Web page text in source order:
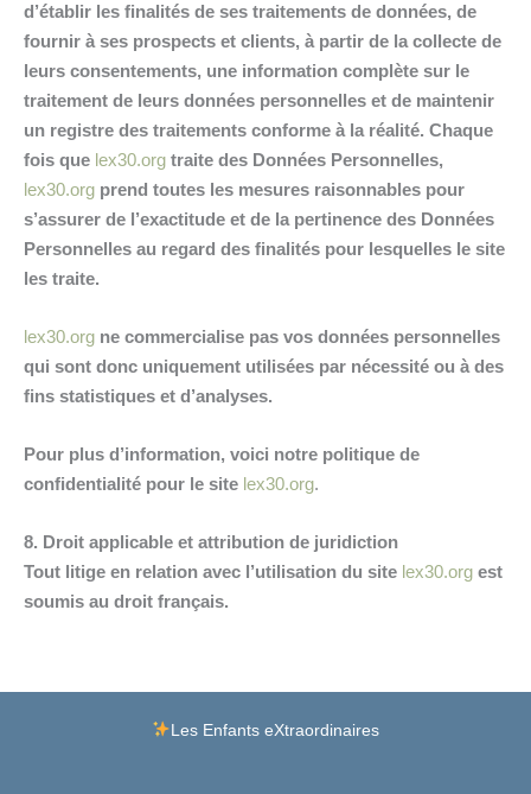
d’établir les finalités de ses traitements de données, de
fournir à ses prospects et clients, à partir de la collecte de
leurs consentements, une information complète sur le
traitement de leurs données personnelles et de maintenir
un registre des traitements conforme à la réalité. Chaque
fois que lex30.org traite des Données Personnelles,
lex30.org prend toutes les mesures raisonnables pour
s’assurer de l’exactitude et de la pertinence des Données
Personnelles au regard des finalités pour lesquelles le site
les traite.
lex30.org ne commercialise pas vos données personnelles
qui sont donc uniquement utilisées par nécessité ou à des
fins statistiques et d’analyses.
Pour plus d’information, voici notre politique de
confidentialité pour le site lex30.org.
8. Droit applicable et attribution de juridiction
Tout litige en relation avec l’utilisation du site lex30.org est
soumis au droit français.
Les Enfants eXtraordinaires
Facebook
Instagram
Lien